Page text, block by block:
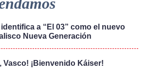
a “El 03” como el nuevo
Nueva Generación
Vasco! ¡Bienvenido Káiser!